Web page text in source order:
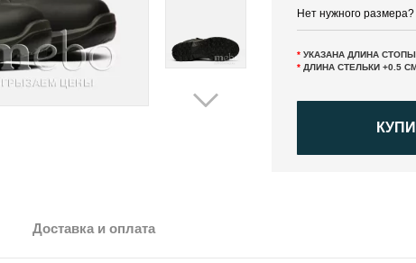
Нет нужного размера?
* УКАЗАНА ДЛИНА
* ДЛИНА СТЕЛЬКИ +0.5
Доставка и оплата